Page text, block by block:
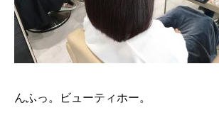
んふっ。ビューティホー。